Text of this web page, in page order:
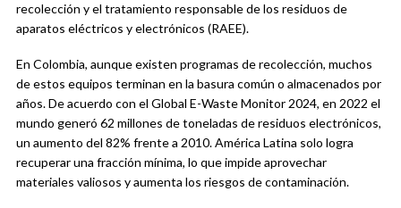
recolección y el tratamiento responsable de los residuos de
aparatos eléctricos y electrónicos (RAEE).
En Colombia, aunque existen programas de recolección, muchos
de estos equipos terminan en la basura común o almacenados por
años. De acuerdo con el Global E-Waste Monitor 2024, en 2022 el
mundo generó 62 millones de toneladas de residuos electrónicos,
un aumento del 82% frente a 2010. América Latina solo logra
recuperar una fracción mínima, lo que impide aprovechar
materiales valiosos y aumenta los riesgos de contaminación.